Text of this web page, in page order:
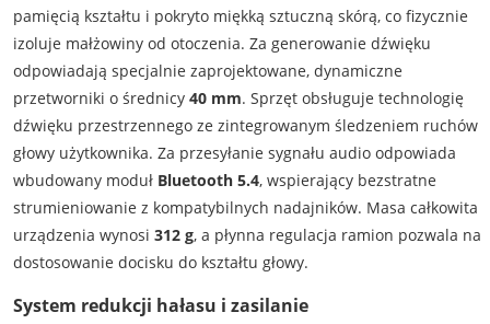
pamięcią kształtu i pokryto miękką sztuczną skórą, co fizycznie
izoluje małżowiny od otoczenia. Za generowanie dźwięku
odpowiadają specjalnie zaprojektowane, dynamiczne
przetworniki o średnicy 40 mm. Sprzęt obsługuje technologię
dźwięku przestrzennego ze zintegrowanym śledzeniem ruchów
głowy użytkownika. Za przesyłanie sygnału audio odpowiada
wbudowany moduł Bluetooth 5.4, wspierający bezstratne
strumieniowanie z kompatybilnych nadajników. Masa całkowita
urządzenia wynosi 312 g, a płynna regulacja ramion pozwala na
dostosowanie docisku do kształtu głowy.
System redukcji hałasu i zasilanie